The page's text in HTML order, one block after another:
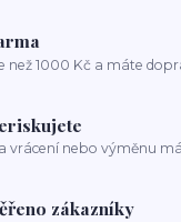
než 1000 Kč a máte
vrácení nebo výměnu
zákazníky